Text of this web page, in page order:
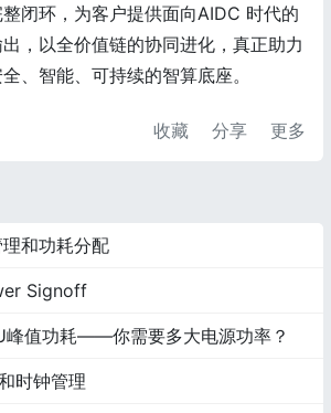
闭环，为客户提供面向AIDC 时代的
，以全价值链的协同进化，真正助力
、智能、可持续的智算底座。
收藏 分享 更多
和功耗分配
Signoff
峰值功耗——你需要多大电源功率？
时钟管理